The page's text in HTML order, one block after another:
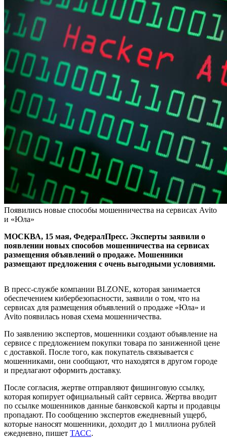
Появились новые способы мошенничества на сервисах Avito
и «Юла»
МОСКВА, 15 мая, ФедералПресс. Эксперты заявили о
появлении новых способов мошенничества на сервисах
размещения объявлений о продаже. Мошенники
размещают предложения с очень выгодными условиями.
В пресс-службе компании BI.ZONE, которая занимается
обеспечением кибербезопасности, заявили о том, что на
сервисах для размещения объявлений о продаже «Юла» и
Avito появилась новая схема мошенничества.
По заявлению экспертов, мошенники создают объявление на
сервисе с предложением покупки товара по заниженной цене
с доставкой. После того, как покупатель связывается с
мошенниками, они сообщают, что находятся в другом городе
и предлагают оформить доставку.
После согласия, жертве отправляют фишинговую ссылку,
которая копирует официальный сайт сервиса. Жертва вводит
по ссылке мошенников данные банковской карты и продавцы
пропадают. По сообщению экспертов ежедневный ущерб,
которые наносят мошенники, доходит до 1 миллиона рублей
ежедневно, пишет ТАСС.